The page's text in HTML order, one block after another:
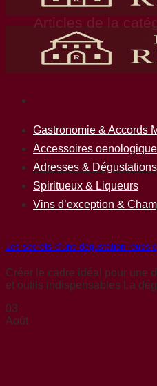
Gastronomie & Accords
Accessoires
Adresses & Dégustations
Spiritueux & Liqueurs
Vins d’exception &
Les secrets d’une dégustation réussie
Créer le cadre idéal pour une
et outils indispensables La
03
Août